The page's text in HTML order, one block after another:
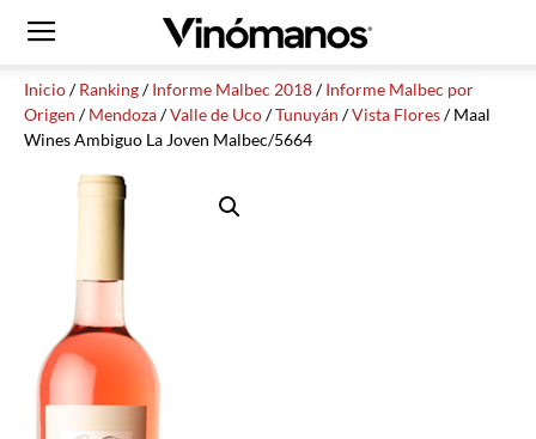
Inicio/Ranking/Informe Malbec 2018/Informe Malbec por
Origen /Mendoza/Valle de Uco/Tunuyán /Vista Flores/ Maal
Wines Ambiguo La Joven Malbec/5664